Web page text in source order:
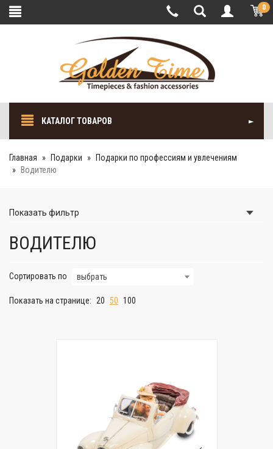
0
КАТАЛОГ ТОВАРОВ
Главная Подарки
Подарки по профессиям и увлечениям
Водителю
Показать фильтр
ВОДИТЕЛЮ
Сортировать по выбрать
Показать на странице: 20 50 100